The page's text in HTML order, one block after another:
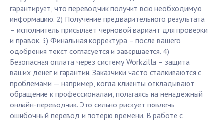
гарантирует, что переводчик получит всю необходимую
информацию. 2) Получение предварительного результата
– исполнитель присылает черновой вариант для проверки
и правок. 3) Финальная корректура – после вашего
одобрения текст согласуется и завершается. 4)
Безопасная оплата через систему Workzilla – защита
ваших денег и гарантии. Заказчики часто сталкиваются с
проблемами — например, когда клиенты откладывают
обращение к профессионалам, полагаясь на ненадежный
онлайн-переводчик. Это сильно рискует повлечь
ошибочный перевод и потерю времени. В работе с